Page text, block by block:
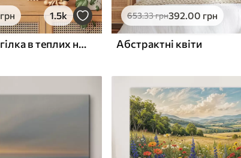
грн 1.5k
Рельєфні кола та гілка в теплих нейтральних тонах
653.33грн392.00 грн
Абстрактні квіти